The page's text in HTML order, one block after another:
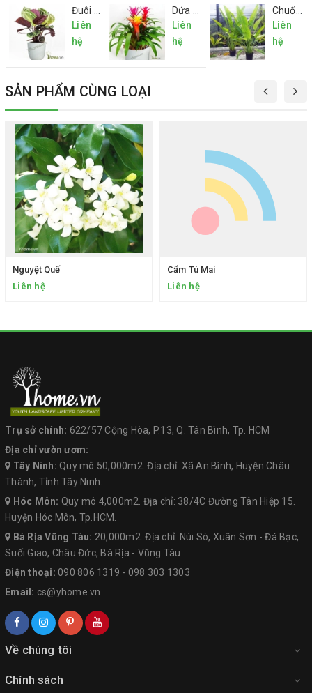
Liên
hệ
Liên
hệ
Liên
hệ
SẢN PHẨM CÙNG LOẠI
Nguyệt Quế
Liên hệ
Cẩm Tú Mai
Liên hệ
Trụ sở chính: 622/57 Cộng Hòa, P.13, Q. Tân Bình, Tp. HCM
Địa chỉ vườn ươm:
Tây Ninh: Quy mô 50,000m2. Địa chỉ: Xã An Bình, Huyện Châu
Thành, Tỉnh Tây Ninh.
Hóc Môn: Quy mô 4,000m2. Địa chỉ: 38/4C Đường Tân Hiệp 15.
Huyện Hóc Môn, Tp.HCM.
Bà Rịa Vũng Tàu: 20,000m2. Địa chỉ: Núi Sò, Xuân Sơn - Đá Bạc,
Suối Giao, Châu Đức, Bà Rịa - Vũng Tàu.
Điện thoại: 090 806 1319 - 098 303 1303
Email: cs@yhome.vn
Về chúng tôi
Chính sách